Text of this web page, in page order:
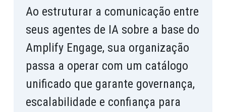
Ao estruturar a comunicação entre
seus agentes de IA sobre a base do
Amplify Engage, sua organização
passa a operar com um catálogo
unificado que garante governança,
escalabilidade e confiança para